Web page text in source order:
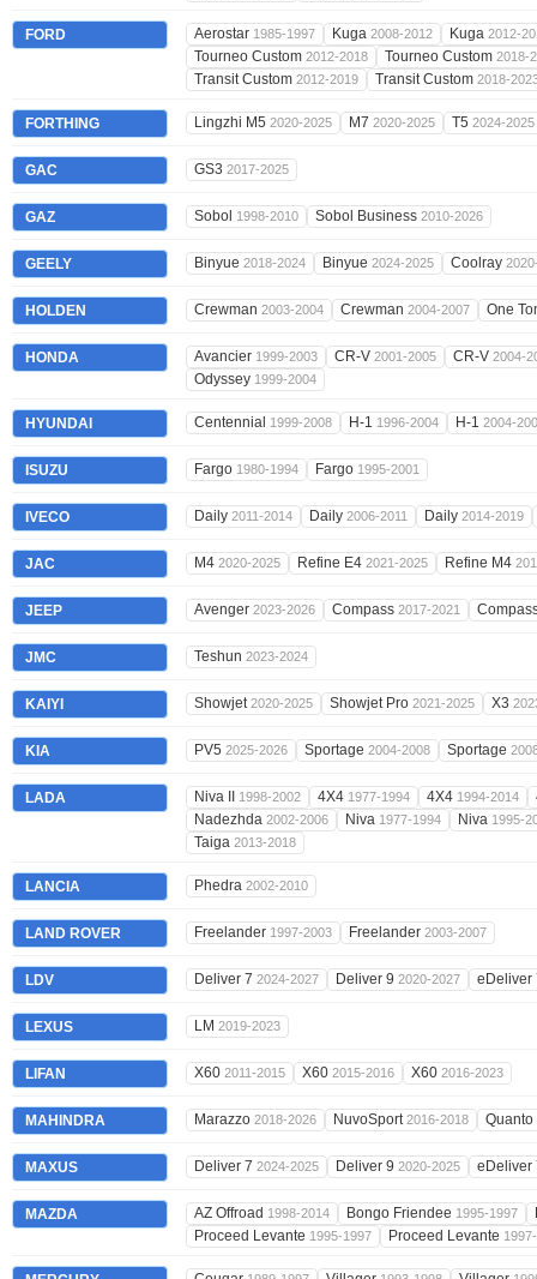
FORD Aerostar 1985-1997 Kuga 2008-2012 Kuga 2012-
Tourneo Custom 2012-2018 Tourneo Custom 2018-
Transit Custom 2012-2019 Transit Custom 2018-
FORTHING Lingzhi M5 2020-2025 M7 2020-2025 T5 2024-2025
GAC GS3 2017-2025
GAZ Sobol 1998-2010 Sobol Business 2010-2026
GEELY Binyue 2018-2024 Binyue 2024-2025 Coolray
HOLDEN Crewman 2003-2004 Crewman 2004-2007 One
HONDA Avancier 1999-2003 CR-V 2001-2005 CR-V 2004-
Odyssey 1999-2004
HYUNDAI Centennial 1999-2008 H-1 1996-2004 H-1 2004-
ISUZU Fargo 1980-1994 Fargo 1995-2001
IVECO Daily 2011-2014 Daily 2006-2011 Daily 2014-2019
JAC M4 2020-2025 Refine E4 2021-2025 Refine M4
JEEP Avenger 2023-2026 Compass 2017-2021
JMC Teshun 2023-2024
KAIYI Showjet2020-2025 Showjet Pro 2021-2025 X3
KIA PV5 2025-2026 Sportage 2004-2008 Sportage
LADA Niva II 1998-2002 4X4 1977-1994 4X4 1994-2014
Nadezhda 2002-2006 Niva 1977-1994 Niva 1995-
Taiga 2013-2018
LANCIA Phedra 2002-2010
LAND ROVER Freelander 1997-2003 Freelander 2003-2007
LDV Deliver 7 2024-2027 Deliver 9 2020-2027
LEXUS LM 2019-2023
LIFAN X60 2011-2015 X60 2015-2016 X60 2016-2023
MAHINDRA Marazzo 2018-2026 NuvoSport2016-2018 Quanto
MAXUS Deliver 7 2024-2025 Deliver 9 2020-2025
MAZDA AZ Offroad 1998-2014 Bongo Friendee 1995-1997
Proceed Levante 1995-1997 Proceed Levante